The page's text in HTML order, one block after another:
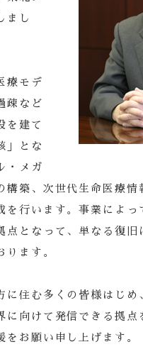
まし
療モデ
疎など
を建て
」とな
・メガ
構築、次世代生命医療情
を行います。事業によっ
点となって、単なる復旧
ります。
に住む多くの皆様はじめ
に向けて発信できる拠点
をお願い申し上げます。